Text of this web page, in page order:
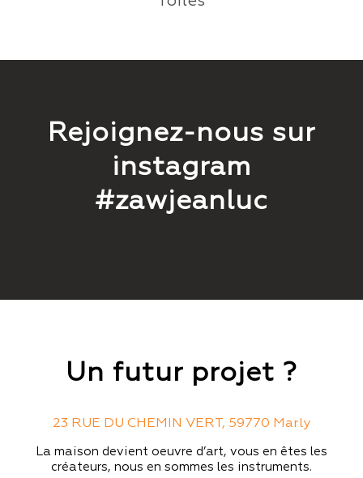
Rejoignez-nous sur
instagram
#zawjeanluc
Un futur projet ?
23 RUE DU CHEMIN VERT, 59770 Marly
La maison devient oeuvre d’art, vous en êtes les
créateurs, nous en sommes les instruments.